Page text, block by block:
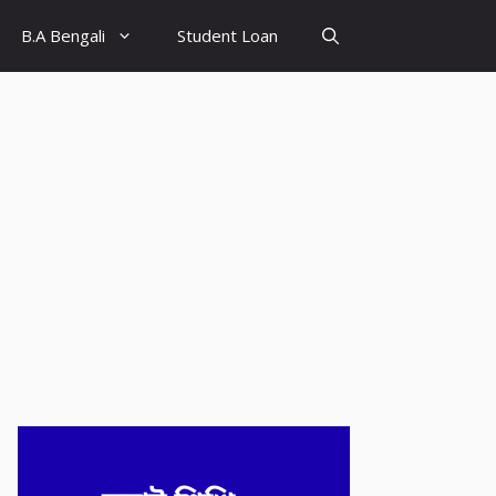
B.A Bengali Student Loan